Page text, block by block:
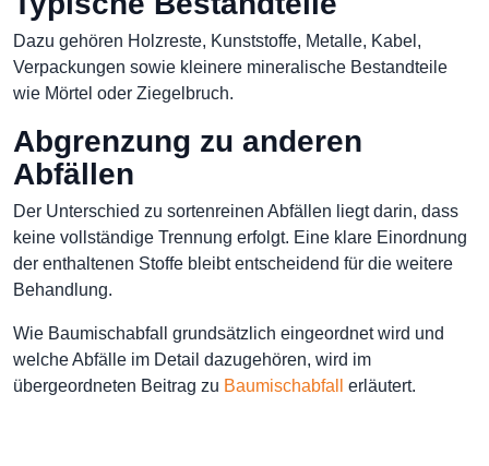
Dazu gehören Holzreste, Kunststoffe, Metalle, Kabel,
Verpackungen sowie kleinere mineralische Bestandteile
wie Mörtel oder Ziegelbruch.
Abgrenzung zu anderen
Abfällen
Der Unterschied zu sortenreinen Abfällen liegt darin, dass
keine vollständige Trennung erfolgt. Eine klare Einordnung
der enthaltenen Stoffe bleibt entscheidend für die weitere
Behandlung.
Wie Baumischabfall grundsätzlich eingeordnet wird und
welche Abfälle im Detail dazugehören, wird im
übergeordneten Beitrag zu Baumischabfall erläutert.